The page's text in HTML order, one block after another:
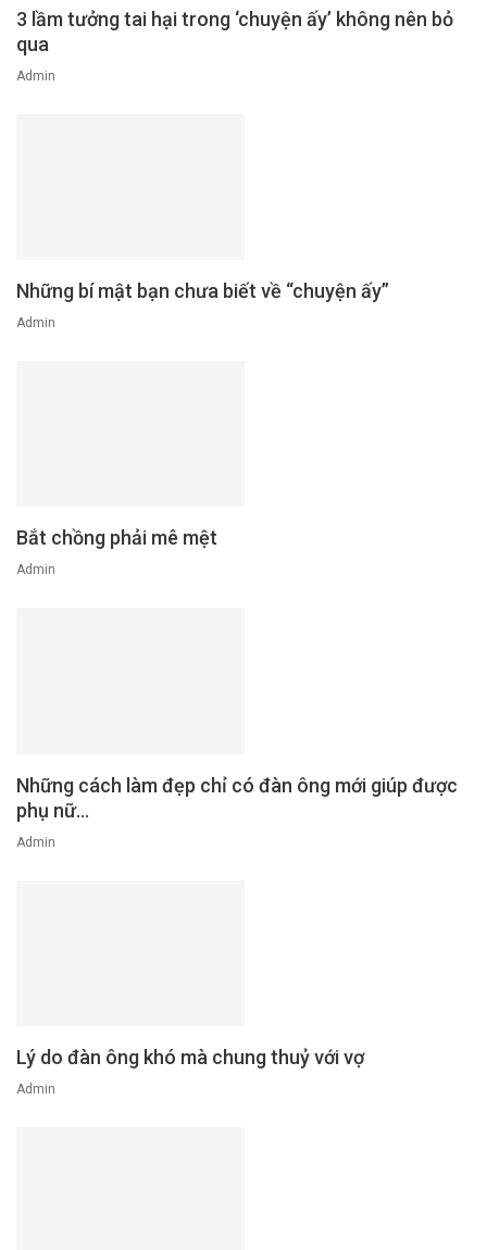
3 lầm tưởng tai hại trong ‘chuyện ấy’ không nên bỏ
qua
Admin
Những bí mật bạn chưa biết về “chuyện ấy”
Admin
Bắt chồng phải mê mệt
Admin
Những cách làm đẹp chỉ có đàn ông mới giúp được
phụ nữ…
Admin
Lý do đàn ông khó mà chung thuỷ với vợ
Admin